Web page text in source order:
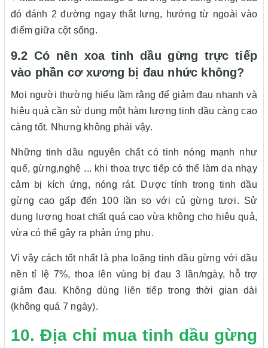
đó đánh 2 đường ngay thắt lưng, hướng từ ngoài vào
điểm giữa cột sống.
9.2 Có nên xoa tinh dầu gừng trực tiếp
vào phần cơ xương bị đau nhức không?
Mọi người thường hiểu lầm rằng để giảm đau nhanh và
hiệu quả cần sử dụng một hàm lượng tinh dầu càng cao
càng tốt. Nhưng không phải vậy.
Những tinh dầu nguyên chất có tinh nóng mạnh như
quế, gừng,nghệ ... khi thoa trực tiếp có thể làm da nhạy
cảm bị kích ứng, nóng rát. Dược tính trong tinh dầu
gừng cao gấp đến 100 lần so với củ gừng tươi. Sử
dụng lượng hoạt chất quá cao vừa không cho hiệu quả,
vừa có thể gây ra phản ứng phụ.
Vì vậy cách tốt nhất là pha loãng tinh dầu gừng với dầu
nền tỉ lệ 7%, thoa lên vùng bị đau 3 lần/ngày, hỗ trợ
giảm đau. Không dùng liên tiếp trong thời gian dài
(không quá 7 ngày).
10. Địa chỉ mua tinh dầu gừng